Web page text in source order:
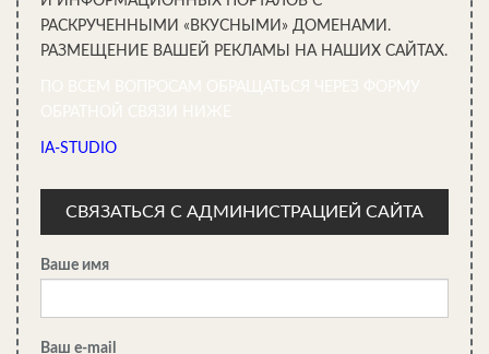
Напольные кондиционеры: особенности, плюсы и минусы
РАСКРУЧЕННЫМИ «ВКУСНЫМИ» ДОМЕНАМИ.
РАЗМЕЩЕНИЕ ВАШЕЙ РЕКЛАМЫ НА НАШИХ САЙТАХ.
IA-STUDIO
СВЯЗАТЬСЯ С АДМИНИСТРАЦИЕЙ САЙТА
Ваше имя
Ваш e-mail